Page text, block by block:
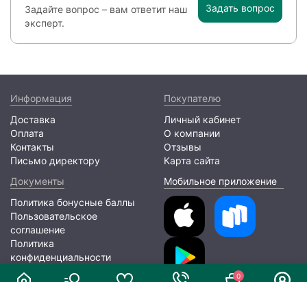
0
Задайте вопрос – вам ответит наш
эксперт.
Задать вопрос
Информация
Доставка
Оплата
Контакты
Письмо директору
Покупателю
Личный кабинет
О компании
Отзывы
Карта сайта
Документы
Политика бонусные баллы
Пользовательское
соглашение
Политика
конфиденциальности
Мобильное приложение